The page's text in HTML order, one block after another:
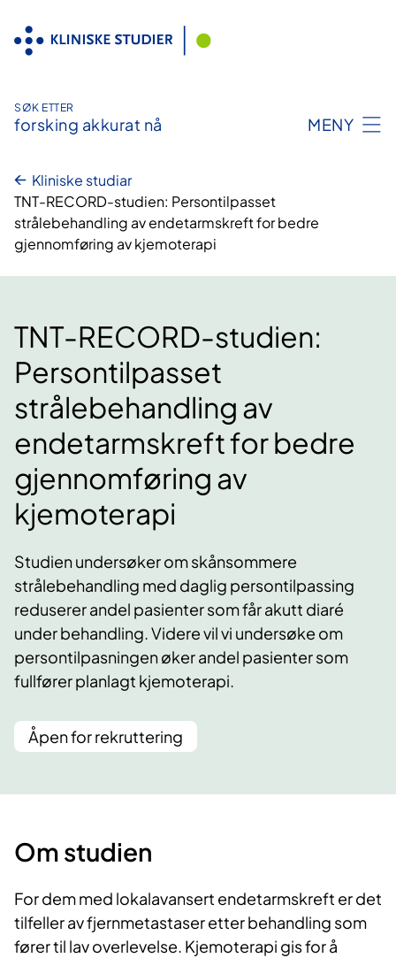
innhald
SØK ETTER
forsking akkurat nå MENY
Kliniske studiar
TNT-RECORD-studien: Persontilpasset
strålebehandling av endetarmskreft for bedre
gjennomføring av kjemoterapi
TNT-RECORD-studien:
Persontilpasset
strålebehandling av
endetarmskreft for bedre
gjennomføring av
kjemoterapi
Studien undersøker om skånsommere
strålebehandling med daglig persontilpassing
reduserer andel pasienter som får akutt diaré
under behandling. Videre vil vi undersøke om
persontilpasningen øker andel pasienter som
fullfører planlagt kjemoterapi.
Åpen for rekruttering
Om studien
For dem med lokalavansert endetarmskreft er det
tilfeller av fjernmetastaser etter behandling som
fører til lav overlevelse. Kjemoterapi gis for å